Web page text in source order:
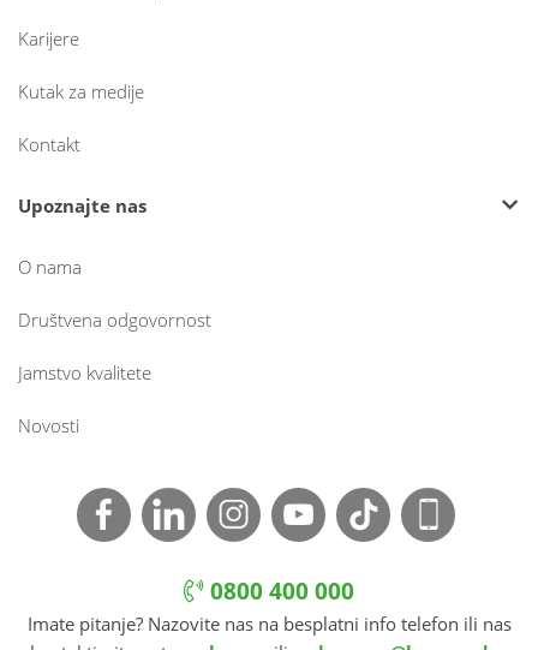
Karijere
Kutak za medije
Kontakt
Upoznajte nas
O nama
Društvena odgovornost
Jamstvo kvalitete
Novosti
0800 400 000
Imate pitanje? Nazovite nas na besplatni info telefon ili nas